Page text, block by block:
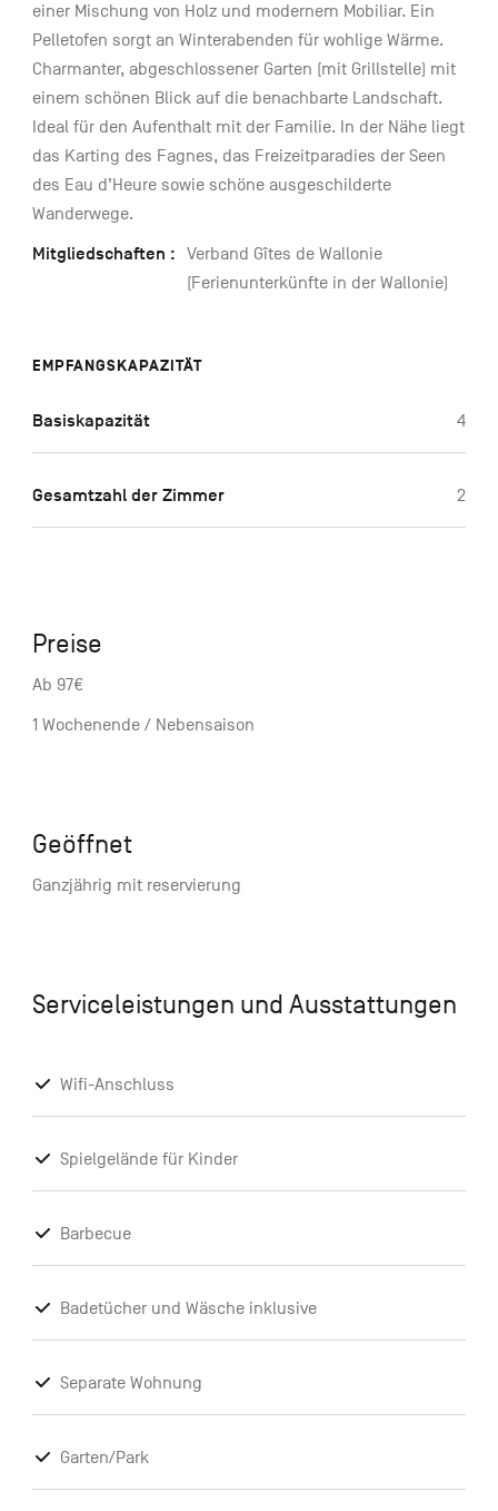
einer Mischung von Holz und modernem Mobiliar. Ein
Pelletofen sorgt an Winterabenden für wohlige Wärme.
Charmanter, abgeschlossener Garten (mit Grillstelle) mit
einem schönen Blick auf die benachbarte Landschaft.
Ideal für den Aufenthalt mit der Familie. In der Nähe liegt
das Karting des Fagnes, das Freizeitparadies der Seen
des Eau d’Heure sowie schöne ausgeschilderte
Wanderwege.
Mitgliedschaften :
Verband Gîtes de Wallonie
(Ferienunterkünfte in der Wallonie)
EMPFANGSKAPAZITÄT
Basiskapazität 4
Gesamtzahl der Zimmer 2
Preise
Ab 97€
1 Wochenende / Nebensaison
Geöffnet
Ganzjährig mit reservierung
Serviceleistungen und Ausstattungen
Wifi-Anschluss
Spielgelände für Kinder
Barbecue
Badetücher und Wäsche inklusive
Separate Wohnung
Garten/Park